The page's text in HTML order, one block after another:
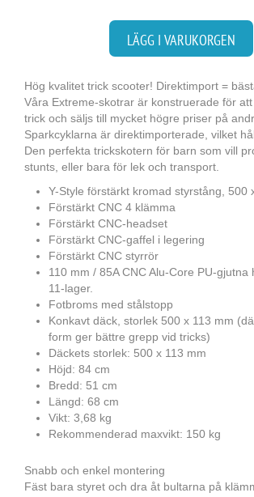
LÄGG I VARUKORGEN
Hög kvalitet trick scooter! Direktimport =
Våra Extreme-skotrar är konstruerade för
trick och säljs till mycket högre priser på
Sparkcyklarna är direktimporterade, vilket
Den perfekta trickskotern för barn som vill
stunts, eller bara för lek och transport.
Y-Style förstärkt kromad styrstång, 500
Förstärkt CNC 4 klämma
Förstärkt CNC-headset
Förstärkt CNC-gaffel i legering
Förstärkt CNC styrrör
110 mm / 85A CNC Alu-Core PU-gjutna
11-lager.
Fotbroms med stålstopp
Konkavt däck, storlek 500 x 113 mm
form ger bättre grepp vid tricks)
Däckets storlek: 500 x 113 mm
Höjd: 84 cm
Bredd: 51 cm
Längd: 68 cm
Vikt: 3,68 kg
Rekommenderad maxvikt: 150 kg
Snabb och enkel montering
Fäst bara styret och dra åt bultarna på